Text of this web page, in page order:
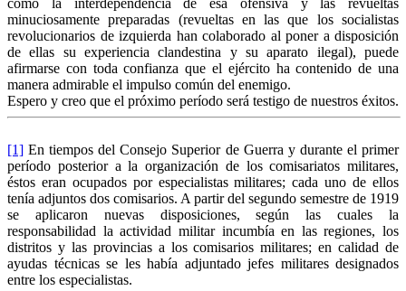
como la interdependencia de esa ofensiva y las revueltas
minuciosamente preparadas (revueltas en las que los socialistas
revolucionarios de izquierda han colaborado al poner a disposición
de ellas su experiencia clandestina y su aparato ilegal), puede
afirmarse con toda confianza que el ejército ha contenido de una
manera admirable el impulso común del enemigo.
Espero y creo que el próximo período será testigo de nuestros éxitos.
[1] En tiempos del Consejo Superior de Guerra y durante el primer
período posterior a la organización de los comisariatos militares,
éstos eran ocupados por especialistas militares; cada uno de ellos
tenía adjuntos dos comisarios. A partir del segundo semestre de 1919
se aplicaron nuevas disposiciones, según las cuales la
responsabilidad la actividad militar incumbía en las regiones, los
distritos y las provincias a los comisarios militares; en calidad de
ayudas técnicas se les había adjuntado jefes militares designados
entre los especialistas.